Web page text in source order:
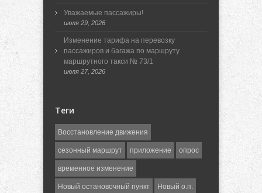
Уважаемые пассажиры!
июля 29, 2026
Изменение тарифа на перевозку
пассажиров и багажа по маршруту
маршрутного такси № 73/1
июля 27, 2026
Теги
Восстановление движения
сезонный маршрут приложение опрос
временное изменение
Новый остановочный пункт Новый о.п.